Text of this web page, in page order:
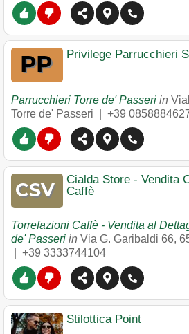
Privilege Parrucchieri
Parrucchieri Torre de' Passeri in
Torre de' Passeri
+39
Cialda Store - Vendita
Caffè
Torrefazioni Caffè - Vendita al
de' Passeri in Via G. Garibaldi 66,
+39 3333744104
Stilottica Point